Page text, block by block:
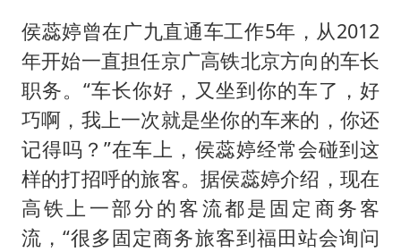
侯蕊婷曾在广九直通车工作5年，从2012
年开始一直担任京广高铁北京方向的车长
职务。“车长你好，又坐到你的车了，好
巧啊，我上一次就是坐你的车来的，你还
记得吗？”在车上，侯蕊婷经常会碰到这
样的打招呼的旅客。据侯蕊婷介绍，现在
高铁上一部分的客流都是固定商务客
流，“很多固定商务旅客到福田站会询问